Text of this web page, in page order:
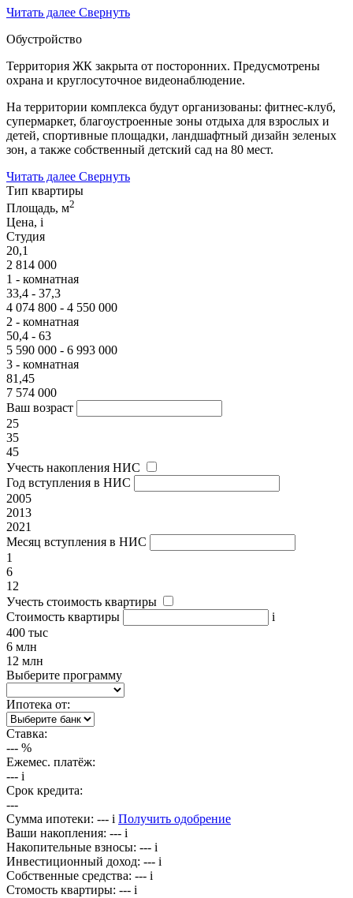
Читать далее Свернуть
Обустройство
Территория ЖК закрыта от посторонних. Предусмотрены
охрана и круглосуточное видеонаблюдение.
На территории комплекса будут организованы: фитнес-клуб,
супермаркет, благоустроенные зоны отдыха для взрослых и
детей, спортивные площадки, ландшафтный дизайн зеленых
зон, а также собственный детский сад на 80 мест.
Читать далее Свернуть
Тип квартиры
Площадь, м2
Цена, i
Студия
20,1
2 814 000
1 - комнатная
33,4 - 37,3
4 074 800 - 4 550 000
2 - комнатная
50,4 - 63
5 590 000 - 6 993 000
3 - комнатная
81,45
7 574 000
Ваш возраст
25
35
45
Учесть накопления НИС
Год вступления в НИС
2005
2013
2021
Месяц вступления в НИС
1
6
12
Учесть стоимость квартиры
Стоимость квартиры
i
400 тыс
6 млн
12 млн
Выберите программу
Ипотека от:
Ставка:
--- %
Ежемес. платёж:
--- i
Срок кредита:
---
Сумма ипотеки: --- i Получить одобрение
Ваши накопления: --- i
Накопительные взносы: --- i
Инвестиционный доход: --- i
Собственные средства: --- i
Стомость квартиры: --- i